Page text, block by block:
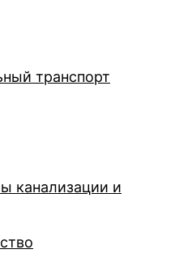
транспорт
канализации и